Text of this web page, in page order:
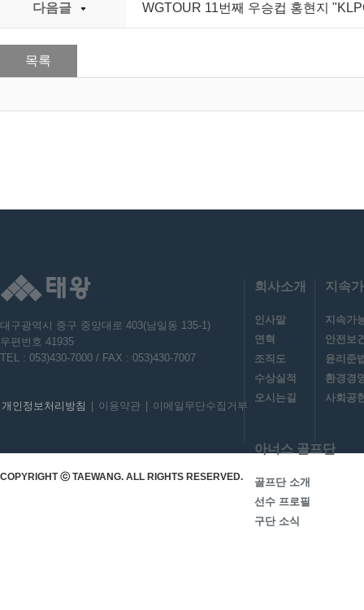
다음글 WGTOUR 11번째 우승컵 홍현지
목록
대구광역시 중구 중앙대로 403(남일동 135-1)
우편번호 41935
TEL : 053)430-7000 / FAX : 053)430-7007
개인정보처리방침 이용약관 이메일무단수집거부
회사소개
인사말
연혁
조직도
수상실적
오시는길
지속
지속가
안전보
윤리준
환경경
사회공
아너스 골프단
골프단 소개
선수 프로필
구단 소식
COPYRIGHT ⓒ TAEWANG. ALL RIGHTS RESERVED.